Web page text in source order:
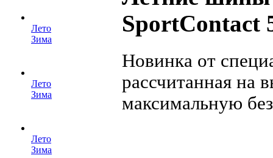
Лето
Зима
Лето
Зима
Лето
Зима
SportContact
Новинка от
рассчитанная на
максимальную